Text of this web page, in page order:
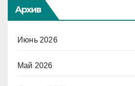
Архив
Июнь 2026
Май 2026